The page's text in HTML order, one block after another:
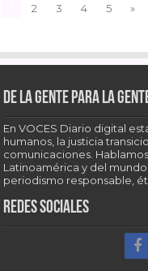
2 3 4 5 »
De la gente para la
En VOCES Diario digital
humanos, la justicia
comunicaciones.
Latinoamérica y del
periodismo responsable,
Redes sociales